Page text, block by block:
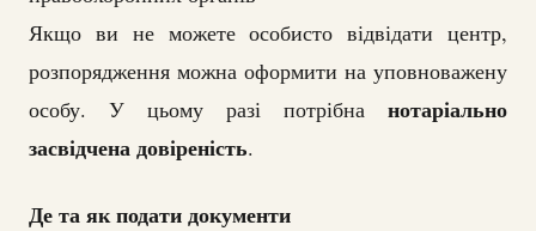
Якщо ви не можете особисто відвідати центр,
розпорядження можна оформити на уповноважену
особу. У цьому разі потрібна нотаріально
засвідчена довіреність.
Де та як подати документи